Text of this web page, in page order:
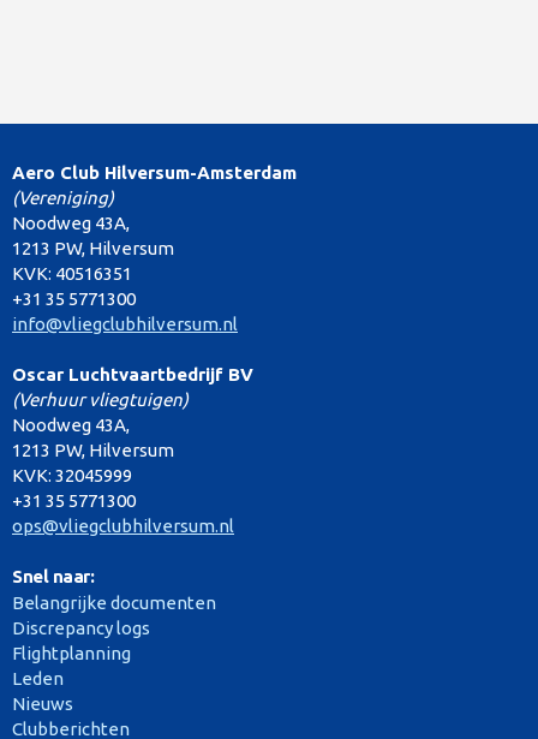
Aero Club Hilversum-Amsterdam
(Vereniging)
Noodweg 43A,
1213 PW, Hilversum
KVK: 40516351
+31 35 5771300
info@vliegclubhilversum.nl
Oscar Luchtvaartbedrijf BV
(Verhuur vliegtuigen)
Noodweg 43A,
1213 PW, Hilversum
KVK: 32045999
+31 35 5771300
ops@vliegclubhilversum.nl
Snel naar:
Belangrijke documenten
Discrepancy logs
Flightplanning
Leden
Nieuws
Clubberichten